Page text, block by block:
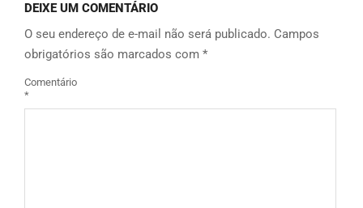
DEIXE UM COMENTÁRIO
O seu endereço de e-mail não será publicado. Campos
obrigatórios são marcados com *
Comentário
*